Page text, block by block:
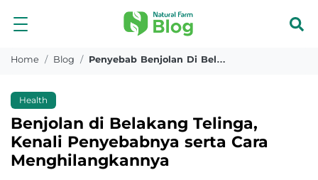
Home Blog Penyebab Benjolan Di Belakang Telinga
Health
Benjolan di Belakang Telinga,
Kenali Penyebabnya serta Cara
Menghilangkannya